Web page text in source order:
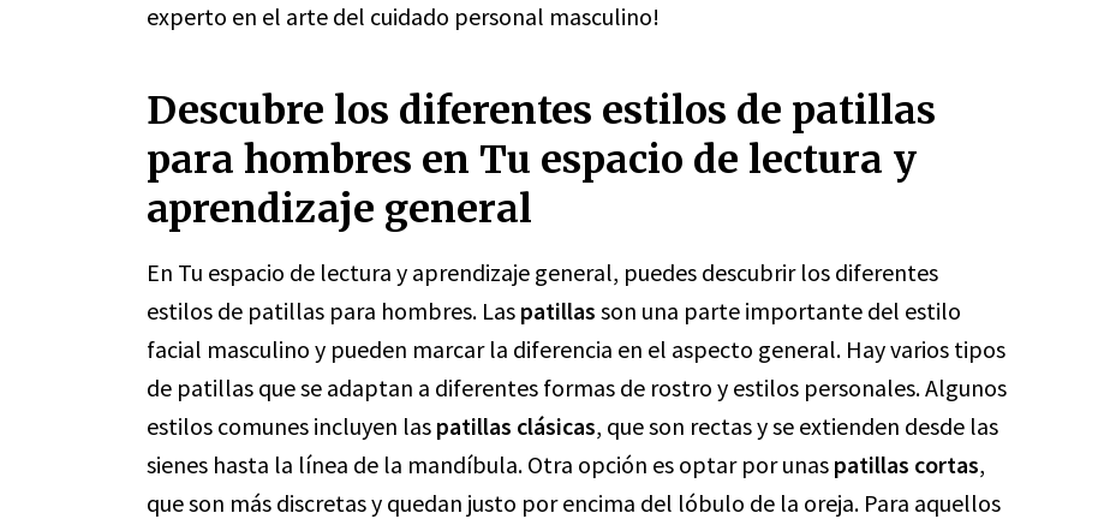
experto en el arte del cuidado personal masculino!
Descubre los diferentes estilos de patillas
para hombres en Tu espacio de lectura y
aprendizaje general
En Tu espacio de lectura y aprendizaje general, puedes descubrir los diferentes
estilos de patillas para hombres. Las patillas son una parte importante del estilo
facial masculino y pueden marcar la diferencia en el aspecto general. Hay varios tipos
de patillas que se adaptan a diferentes formas de rostro y estilos personales. Algunos
estilos comunes incluyen las patillas clásicas, que son rectas y se extienden desde las
sienes hasta la línea de la mandíbula. Otra opción es optar por unas patillas cortas,
que son más discretas y quedan justo por encima del lóbulo de la oreja. Para aquellos